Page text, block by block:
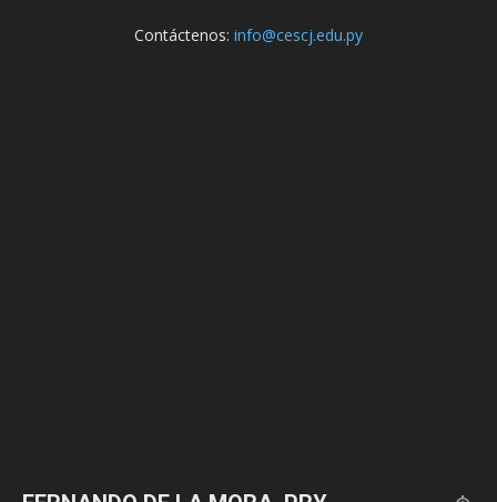
Contáctenos: info@cescj.edu.py